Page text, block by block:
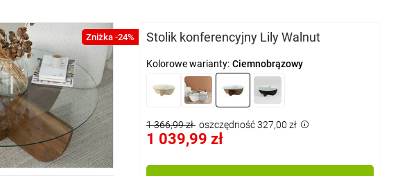
Zniżka -24% Stolik konferencyjny Lily Walnut
Kolorowe warianty: Ciemnobrązowy
1 366,99 zł oszczędność 327,00 zł
1 039,99 zł